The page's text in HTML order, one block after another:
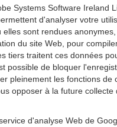
Systems Software
d'analyser votre
sont rendues
du site Web, pour
tiers traitent ces données
possible de bloquer
pleinement les fonctions
opposer à la future
d'analyse Web de